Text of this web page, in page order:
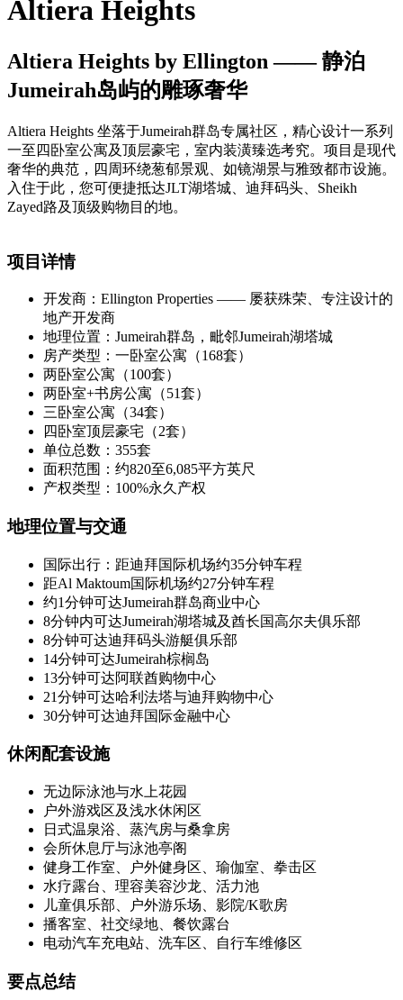
Altiera Heights
Altiera Heights by Ellington —— 静泊
Jumeirah岛屿的雕琢奢华
Altiera Heights 坐落于Jumeirah群岛专属社区，精心设计一系列
一至四卧室公寓及顶层豪宅，室内装潢臻选考究。项目是现代
奢华的典范，四周环绕葱郁景观、如镜湖景与雅致都市设施。
入住于此，您可便捷抵达JLT湖塔城、迪拜码头、Sheikh
Zayed路及顶级购物目的地。
项目详情
开发商：Ellington Properties —— 屡获殊荣、专注设计的
地产开发商
地理位置：Jumeirah群岛，毗邻Jumeirah湖塔城
房产类型：一卧室公寓（168套）
两卧室公寓（100套）
两卧室+书房公寓（51套）
三卧室公寓（34套）
四卧室顶层豪宅（2套）
单位总数：355套
面积范围：约820至6,085平方英尺
产权类型：100%永久产权
地理位置与交通
国际出行：距迪拜国际机场约35分钟车程
距Al Maktoum国际机场约27分钟车程
约1分钟可达Jumeirah群岛商业中心
8分钟内可达Jumeirah湖塔城及酋长国高尔夫俱乐部
8分钟可达迪拜码头游艇俱乐部
14分钟可达Jumeirah棕榈岛
13分钟可达阿联酋购物中心
21分钟可达哈利法塔与迪拜购物中心
30分钟可达迪拜国际金融中心
休闲配套设施
无边际泳池与水上花园
户外游戏区及浅水休闲区
日式温泉浴、蒸汽房与桑拿房
会所休息厅与泳池亭阁
健身工作室、户外健身区、瑜伽室、拳击区
水疗露台、理容美容沙龙、活力池
儿童俱乐部、户外游乐场、影院/K歌房
播客室、社交绿地、餐饮露台
电动汽车充电站、洗车区、自行车维修区
要点总结